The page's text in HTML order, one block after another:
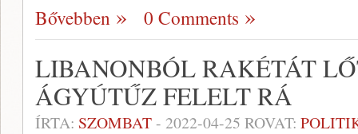
Bővebben 0 Comments
LIBANONBÓL RAKÉTÁT
ÁGYÚTŰZ FELELT RÁ
ÍRTA: SZOMBAT- 2022-04-25 ROVAT: